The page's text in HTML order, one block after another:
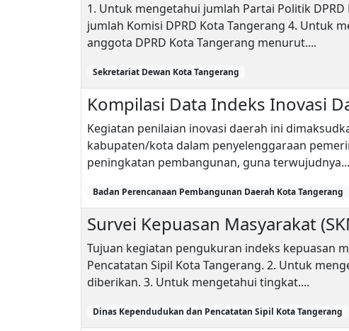
1. Untuk mengetahui jumlah Partai Politik
jumlah Komisi DPRD Kota Tangerang 4. Untuk
anggota DPRD Kota Tangerang menurut....
Sekretariat Dewan Kota Tangerang
Kompilasi Data Indeks Inovasi
Kegiatan penilaian inovasi daerah ini
kabupaten/kota dalam penyelenggaraan
peningkatan pembangunan, guna
Badan Perencanaan Pembangunan Daerah Kota Tangerang
Survei Kepuasan Masyarakat
Tujuan kegiatan pengukuran indeks kepuasan
Pencatatan Sipil Kota Tangerang. 2. Untuk
diberikan. 3. Untuk mengetahui tingkat....
Dinas Kependudukan dan Pencatatan Sipil Kota Tangerang